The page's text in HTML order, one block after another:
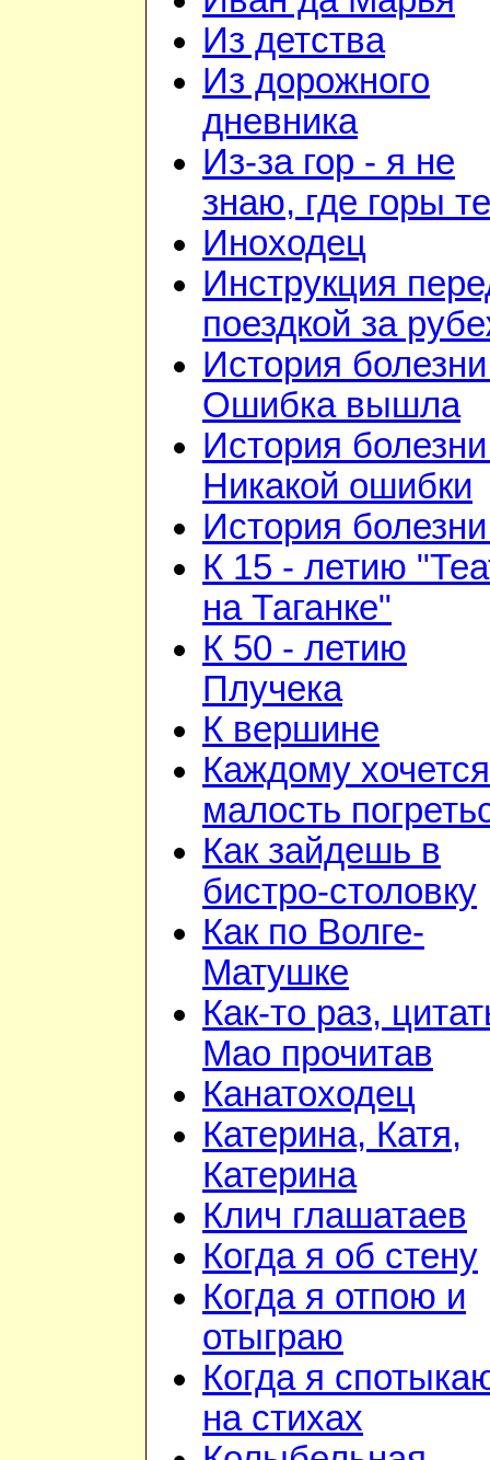
Из детства
Из дорожного
дневника
Из-за гор - я не
знаю, где горы те
Иноходец
Инструкция
поездкой за
История
Ошибка вышла
История
Никакой ошибки
История
К 15 - летию
на Таганке"
К 50 - летию
Плучека
К вершине
Каждому хочется
малость
Как зайдешь в
бистро-столовку
Как по Волге-
Матушке
Как-то раз,
Мао прочитав
Канатоходец
Катерина, Катя,
Катерина
Клич глашатаев
Когда я об стену
Когда я отпою и
отыграю
Когда я
на стихах